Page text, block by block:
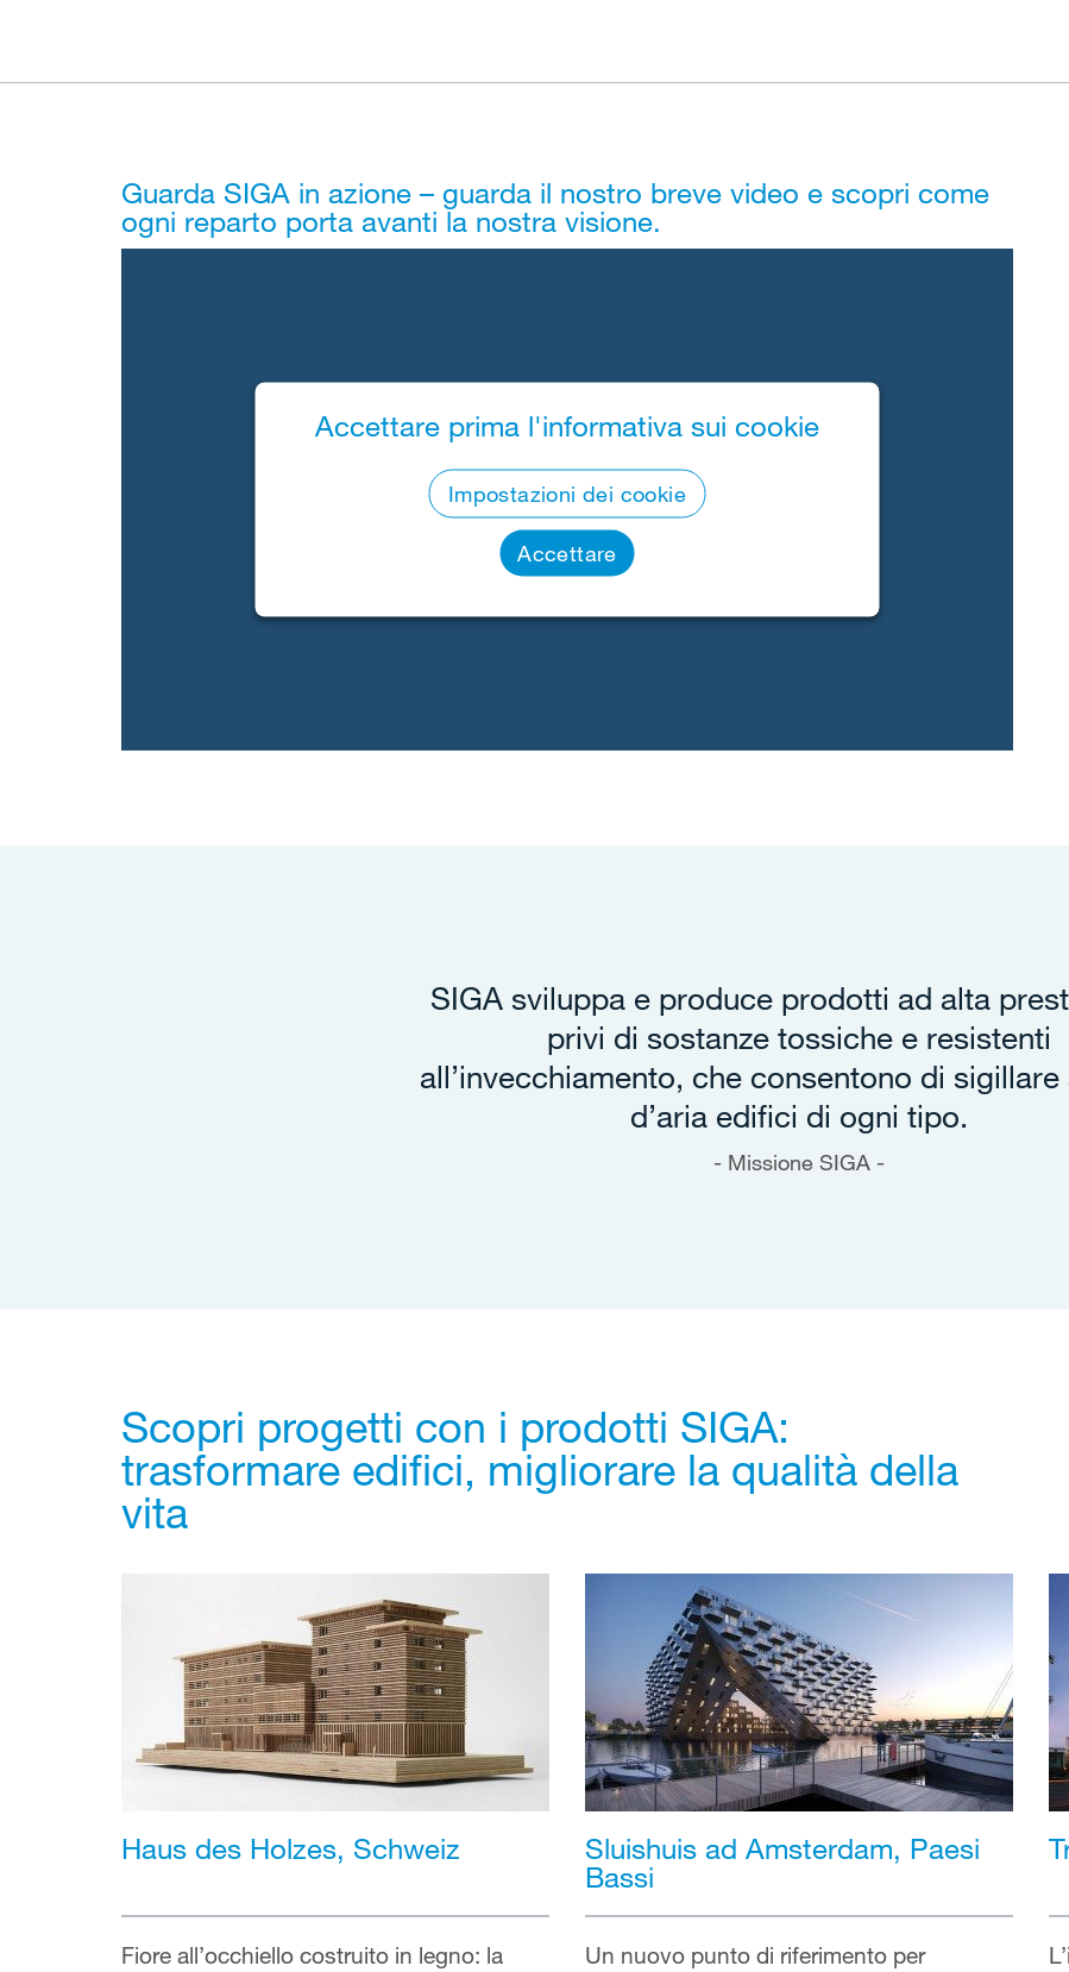
Guarda SIGA in azione – guarda il nostro breve video e scopri come
ogni reparto porta avanti la nostra visione.
Accettare prima l'informativa sui cookie
Impostazioni dei cookie
Accettare
SIGA sviluppa e produce prodotti ad alta
privi di sostanze tossiche e resistenti
all’invecchiamento, che consentono di sigillare
d’aria edifici di ogni tipo.
Missione SIGA -
Scopri progetti con i prodotti SIGA:
trasformare edifici, migliorare la qualità della
vita
Haus des Holzes, Schweiz
Fiore all’occhiello costruito in legno: la
Sluishuis ad Amsterdam, Paesi
Bassi
Un nuovo punto di riferimento per